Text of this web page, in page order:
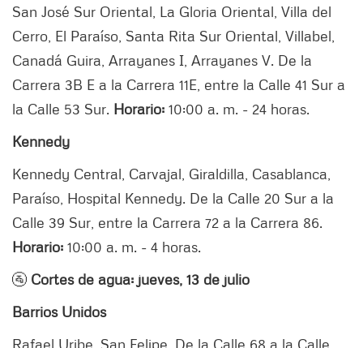
San José Sur Oriental, La Gloria Oriental, Villa del
Cerro, El Paraíso, Santa Rita Sur Oriental, Villabel,
Canadá Guira, Arrayanes I, Arrayanes V. De la
Carrera 3B E a la Carrera 11E, entre la Calle 41 Sur a
la Calle 53 Sur. Horario: 10:00 a. m. - 24 horas.
Kennedy
Kennedy Central, Carvajal, Giraldilla, Casablanca,
Paraíso, Hospital Kennedy. De la Calle 20 Sur a la
Calle 39 Sur, entre la Carrera 72 a la Carrera 86.
Horario: 10:00 a. m. - 4 horas.
🚰 Cortes de agua: jueves, 13 de julio
Barrios Unidos
Rafael Uribe, San Felipe. De la Calle 68 a la Calle